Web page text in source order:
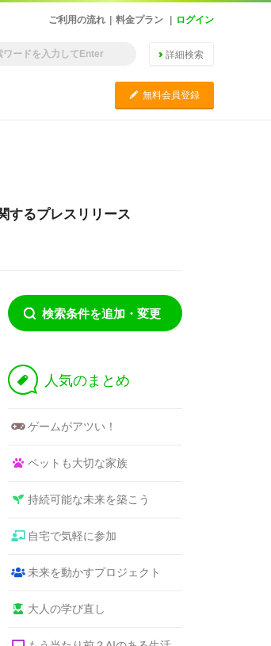
ご利用の流れ 料金プラン ログイン
詳細検索
C 無料会員登録
するプレスリリース
検索条件を追加・変更
a 人気のまとめ
ゲームがアツい！
ペットも大切な家族
持続可能な未来を築こう
自宅で気軽に参加
未来を動かすプロジェクト
大人の学び直し